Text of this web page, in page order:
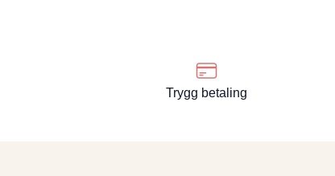
Trygg betaling